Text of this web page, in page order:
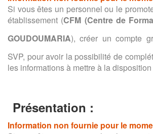
Si vous êtes un personnel ou le
établissement (CFM (Centre de
GOUDOUMARIA), créer un compte
SVP, pour avoir la possibilité de
les informations à mettre à la
Présentation :
Information non fournie pour le